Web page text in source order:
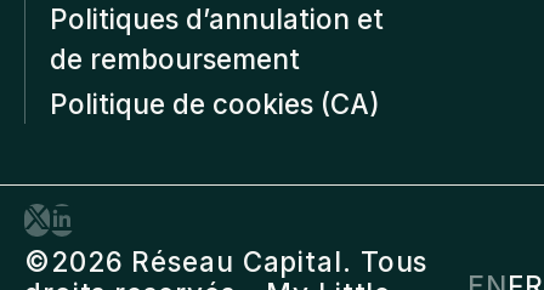
Politiques d’annulation et
de remboursement
Politique de cookies (CA)
©2026 Réseau Capital. Tous